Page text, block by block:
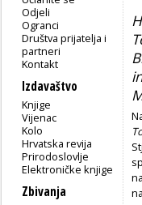
Odjeli
Ogranci
Društva prijatelja i
partneri
Kontakt
Izdavaštvo
Knjige
Vijenac
Kolo
Hrvatska revija
Prirodoslovlje
Elektroničke knjige
Zbivanja